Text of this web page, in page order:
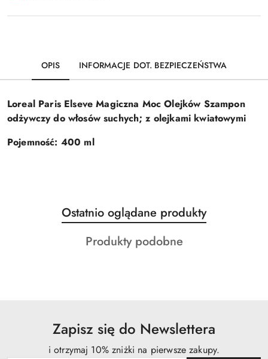
OPIS INFORMACJE DOT. BEZPIECZEŃSTWA
Loreal Paris Elseve Magiczna Moc Olejków Szampon
odżywczy do włosów suchych; z olejkami kwiatowymi
Pojemność: 400 ml
Pomiń karuzelę produktów
Produkty
o
statusie:
Ostatnio oglądane produkty
Produkty
Produkty podobne
Zapisz się do Newslettera
i otrzymaj 10% zniżki na pierwsze zakupy.